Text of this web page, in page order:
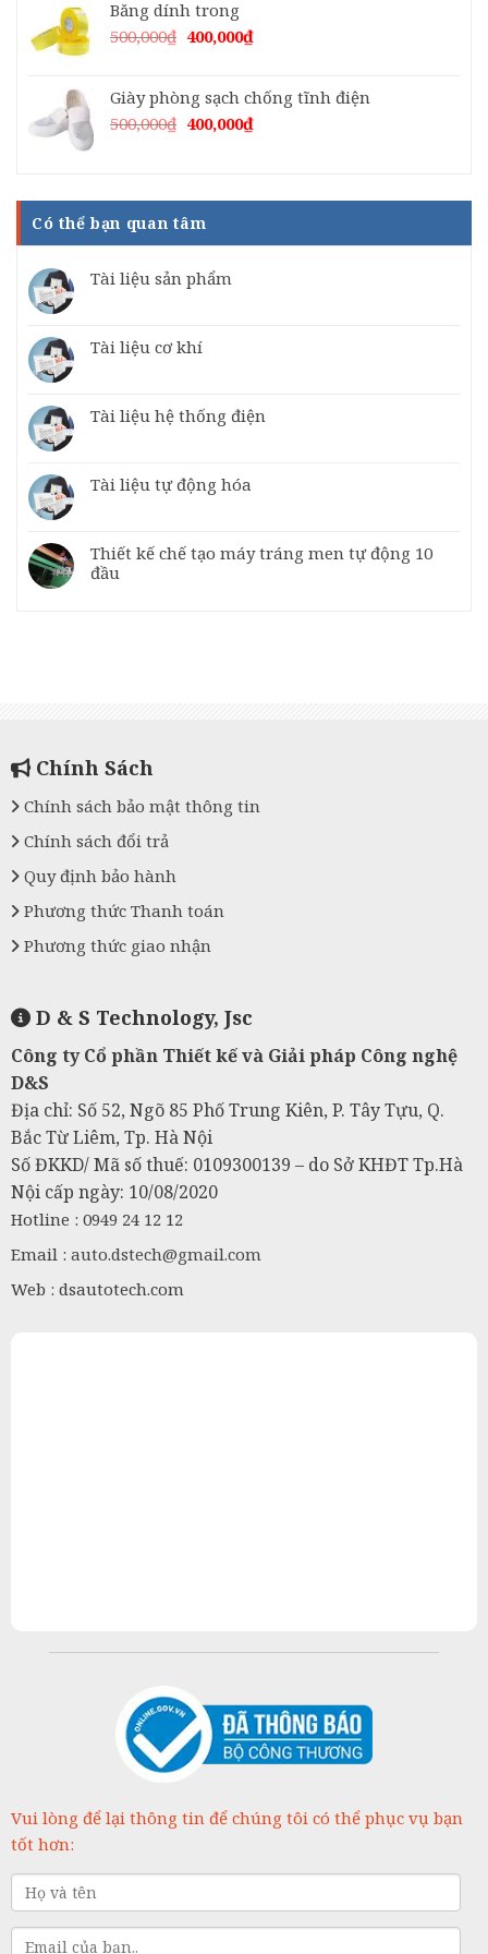
500,000₫.
400,000₫.
Băng dính trong
500,000₫ Giá
500,000₫.
400,000₫Giá
là:
400,000₫.
Giày phòng sạch chống tĩnh điện
500,000₫ Giá
400,000₫Giá
400,000₫.
Có thể bạn quan tâm
Tài liệu sản phẩm
Tài liệu cơ khí
Tài liệu hệ thống điện
Tài liệu tự động hóa
Thiết kế chế tạo máy tráng men tự động 10
đầu
Chính Sách
Chính sách bảo mật thông tin
Chính sách đổi trả
Quy định bảo hành
Phương thức Thanh toán
Phương thức giao nhận
D & S Technology, Jsc
Công ty Cổ phần Thiết kế và Giải pháp Công nghệ
D&S
Địa chỉ: Số 52, Ngõ 85 Phố Trung Kiên, P. Tây Tựu, Q.
Bắc Từ Liêm, Tp. Hà Nội
Số ĐKKD/ Mã số thuế: 0109300139 – do Sở KHĐT Tp.Hà
Nội cấp ngày: 10/08/2020
Hotline : 0949 24 12 12
Email : auto.dstech@gmail.com
Web : dsautotech.com
Vui lòng để lại thông tin để chúng tôi có thể phục vụ bạn
tốt hơn: